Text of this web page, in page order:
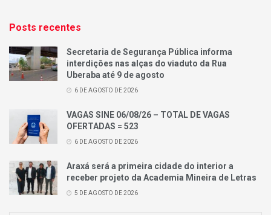
Posts recentes
Secretaria de Segurança Pública informa
interdições nas alças do viaduto da Rua
Uberaba até 9 de agosto
6 DE AGOSTO DE 2026
VAGAS SINE 06/08/26 – TOTAL DE VAGAS
OFERTADAS = 523
6 DE AGOSTO DE 2026
Araxá será a primeira cidade do interior a
receber projeto da Academia Mineira de Letras
5 DE AGOSTO DE 2026